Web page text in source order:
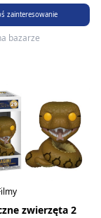
zainteresowanie
bazarze
zwierzęta 2